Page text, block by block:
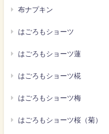
布ナプキン
はごろもショーツ
はごろもショーツ蓮
はごろもショーツ椛
はごろもショーツ梅
はごろもショーツ桜（菊）